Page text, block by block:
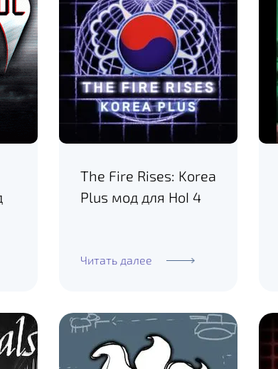
The Fire Rises: Korea
Plus мод для HoI 4
Читать далее